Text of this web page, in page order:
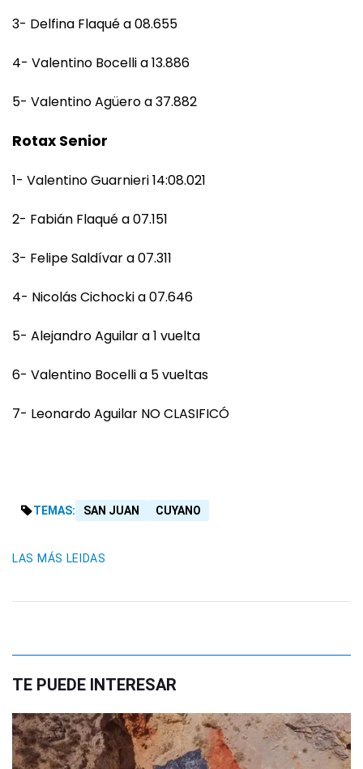
3- Delfina Flaqué a 08.655
4- Valentino Bocelli a 13.886
5- Valentino Agüero a 37.882
Rotax Senior
1- Valentino Guarnieri 14:08.021
2- Fabián Flaqué a 07.151
3- Felipe Saldívar a 07.311
4- Nicolás Cichocki a 07.646
5- Alejandro Aguilar a 1 vuelta
6- Valentino Bocelli a 5 vueltas
7- Leonardo Aguilar NO CLASIFICÓ
TEMAS: SAN JUAN CUYANO
LAS MÁS LEIDAS
TE PUEDE INTERESAR